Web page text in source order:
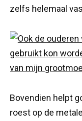
zelfs helemaal
Bovendien helpt
roest op de